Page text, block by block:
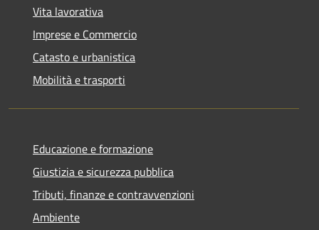
Vita lavorativa
Imprese e Commercio
Catasto e urbanistica
Mobilità e trasporti
Educazione e formazione
Giustizia e sicurezza pubblica
Tributi, finanze e contravvenzioni
Ambiente